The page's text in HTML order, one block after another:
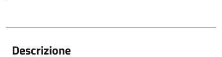
Descrizione